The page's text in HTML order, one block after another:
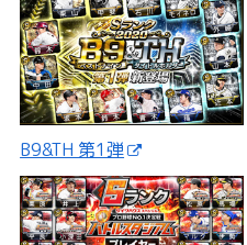
B9&TH 第1弾